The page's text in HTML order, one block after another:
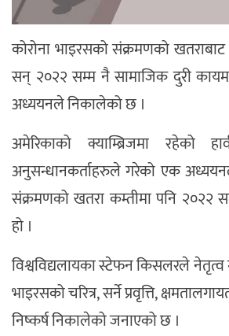
कोरोना भाइरसको संक्रमणको
सन् २०२२ सम्म नै सामाजिक दुरी कायम
अध्ययनले निकालेको छ ।
अमेरिकाको क्याम्ब्रिजमा रहेको
अनुसन्धानकर्ताहरुले गरेको एक
संक्रमणको खतरा कम्तीमा पनि २०२२
हो ।
विश्वविद्यलायका स्टेफन किसलरले नेतृत्व
भाइरसको चरित्र, सर्ने प्रवृत्ति,
निष्कर्ष निकालेको जनाएको छ ।